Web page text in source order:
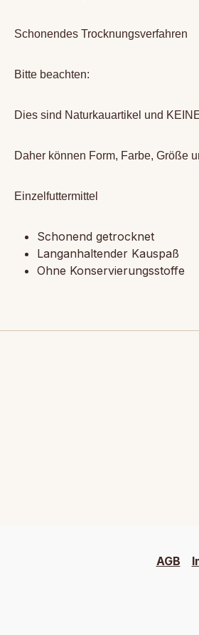
Schonendes Trocknungsverfahren
Bitte beachten:
Dies sind Naturkauartikel und
Daher können Form, Farbe, Größe
Einzelfuttermittel
Schonend getrocknet
Langanhaltender Kauspaß
Ohne Konservierungsstoffe
AGB